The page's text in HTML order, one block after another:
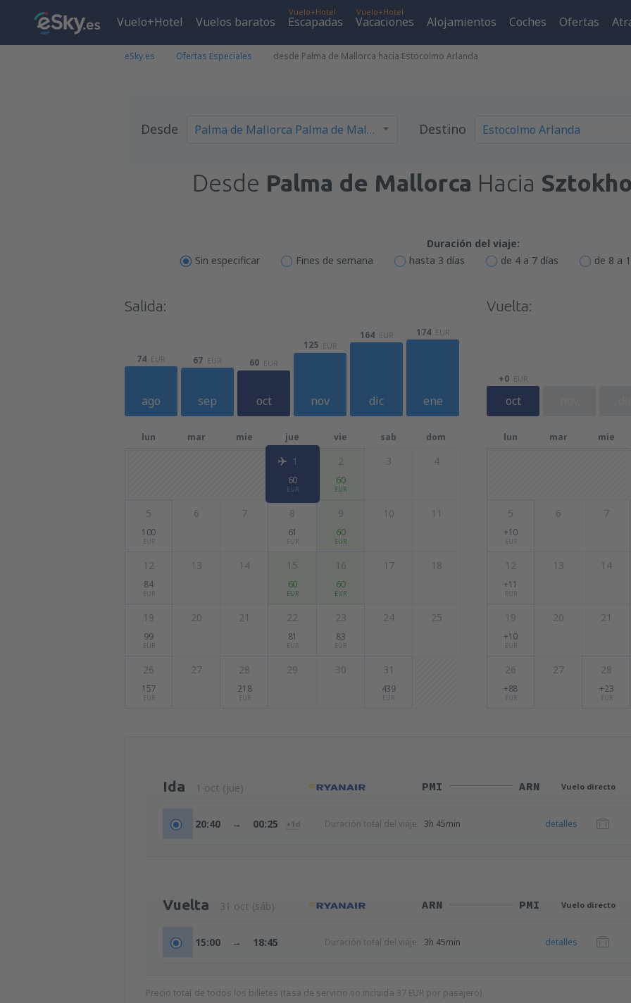
Vuelo+Hotel Vuelos baratos
Vuelo+Hotel
Escapadas
Vuelo+Hotel
Vacaciones Alojamientos Coches Ofertas
eSky.es Ofertas Especiales desde Palma de Mallorca hacia Estocolmo Arlanda
Desde Destino
Desde Palma de Mallorca Hacia
Duración del viaje:
Sin especificar
Fines de semana hasta 3 días de 4 a 7 días de 8 a
Salida:
ago
74 EUR
sep
67 EUR
oct
60 EUR
nov
125 EUR
dic
164 EUR
ene
174 EUR
lun mar mie jue vie sab dom
1
60
EUR
2
60
EUR
3 4
5
100
EUR
6 7 8
61
EUR
9
60
EUR
10 11
12
84
EUR
13 14 15
60
EUR
16
60
EUR
17 18
19
99
EUR
20 21 22
81
EUR
23
83
EUR
24 25
26
157
EUR
27 28
218
EUR
29 30 31
439
EUR
Vuelta:
oct
+0 EUR
lun mar mie
5
+10
EUR
6 7
12
+11
EUR
13 14
19
+10
EUR
20 21
26
+88
EUR
27 28
+23
EUR
Ida 1 oct (jue) PMI ARN Vuelo directo
20:40 → 00:25 +1d Duración total del viaje: 3h 45min detalles
Vuelta 31 oct (sáb) ARN PMI Vuelo directo
15:00 → 18:45 Duración total del viaje: 3h 45min detalles
Precio total de todos los billetes (tasa de servicio no incluida 37 EUR por pasajero)